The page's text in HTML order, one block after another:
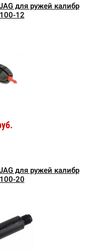
для ружей калибр
12
для ружей калибр
20